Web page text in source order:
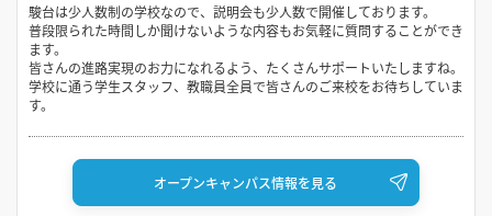
駿台は少人数制の学校なので、説明会も少人数で開催しております。
普段限られた時間しか聞けないような内容もお気軽に質問することができ
ます。
皆さんの進路実現のお力になれるよう、たくさんサポートいたしますね。
学校に通う学生スタッフ、教職員全員で皆さんのご来校をお待ちしていま
す。
オープンキャンパス情報を見る